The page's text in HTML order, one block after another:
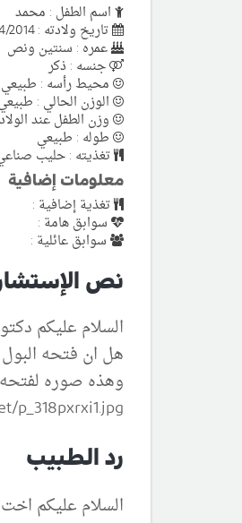
اسم الطفل : محمد
تاريخ ولادته : 21/4/2014
عمره : سنتين ونص
جنسه : ذكر
محيط رأسه : طبيعي
الوزن الحالي :
وزن الطفل عند
طوله : طبيعي
تغذيته : حليب
معلومات إضافية
تغذية إضافية :
سوابق هامة :
سوابق عائلية :
نص
السلام عليكم
هل ان فتحه
وهذه صوره لفتحه
p_318pxrxi1.jpg
رد الطبيب
السلام عليكم